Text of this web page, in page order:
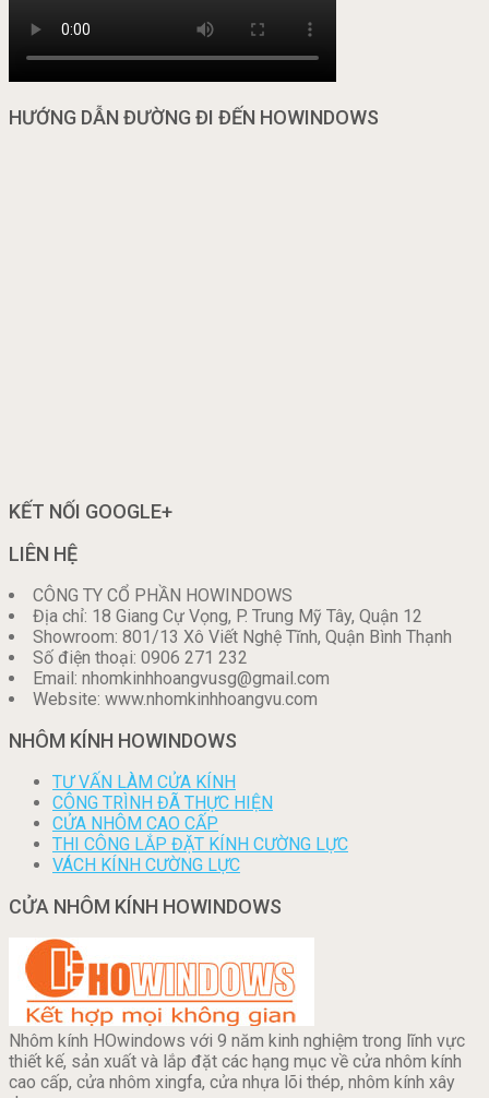
HƯỚNG DẪN ĐƯỜNG ĐI ĐẾN HOWINDOWS
KẾT NỐI GOOGLE+
LIÊN HỆ
CÔNG TY CỔ PHẦN HOWINDOWS
Địa chỉ: 18 Giang Cự Vọng, P. Trung Mỹ Tây, Quận 12
Showroom: 801/13 Xô Viết Nghệ Tĩnh, Quận Bình Thạnh
Số điện thoại: 0906 271 232
Email: nhomkinhhoangvusg@gmail.com
Website: www.nhomkinhhoangvu.com
NHÔM KÍNH HOWINDOWS
TƯ VẤN LÀM CỬA KÍNH
CÔNG TRÌNH ĐÃ THỰC HIỆN
CỬA NHÔM CAO CẤP
THI CÔNG LẮP ĐẶT KÍNH CƯỜNG LỰC
VÁCH KÍNH CƯỜNG LỰC
CỬA NHÔM KÍNH HOWINDOWS
Nhôm kính HOwindows với 9 năm kinh nghiệm trong lĩnh vực
thiết kế, sản xuất và lắp đặt các hạng mục về cửa nhôm kính
cao cấp, cửa nhôm xingfa, cửa nhựa lõi thép, nhôm kính xây